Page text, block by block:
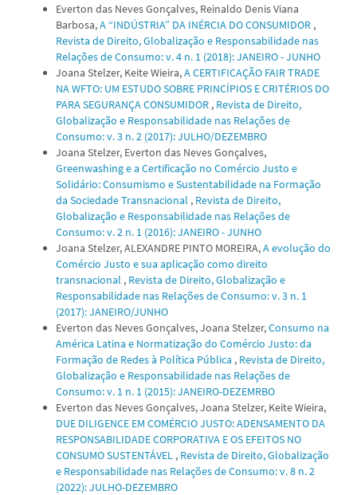
Everton das Neves Gonçalves, Reinaldo Denis Viana
Barbosa,A “INDÚSTRIA” DA INÉRCIA DO CONSUMIDOR ,
Revista de Direito, Globalização e Responsabilidade nas
Relações de Consumo: v. 4 n. 1 (2018): JANEIRO - JUNHO
Joana Stelzer, Keite Wieira,A CERTIFICAÇÃO FAIR TRADE
NA WFTO: UM ESTUDO SOBRE PRINCÍPIOS E CRITÉRIOS DO
PARA SEGURANÇA CONSUMIDOR , Revista de Direito,
Globalização e Responsabilidade nas Relações de
Consumo: v. 3 n. 2 (2017): JULHO/DEZEMBRO
Joana Stelzer, Everton das Neves Gonçalves,
Greenwashing e a Certificação no Comércio Justo e
Solidário: Consumismo e Sustentabilidade na Formação
da Sociedade Transnacional , Revista de Direito,
Globalização e Responsabilidade nas Relações de
Consumo: v. 2 n. 1 (2016): JANEIRO - JUNHO
Joana Stelzer, ALEXANDRE PINTO MOREIRA,A evolução do
Comércio Justo e sua aplicação como direito
transnacional , Revista de Direito, Globalização e
Responsabilidade nas Relações de Consumo: v. 3 n. 1
(2017): JANEIRO/JUNHO
Everton das Neves Gonçalves, Joana Stelzer,Consumo na
América Latina e Normatização do Comércio Justo: da
Formação de Redes à Política Pública , Revista de Direito,
Globalização e Responsabilidade nas Relações de
Consumo: v. 1 n. 1 (2015): JANEIRO-DEZEMRBO
Everton das Neves Gonçalves, Joana Stelzer, Keite Wieira,
DUE DILIGENCE EM COMÉRCIO JUSTO: ADENSAMENTO DA
RESPONSABILIDADE CORPORATIVA E OS EFEITOS NO
CONSUMO SUSTENTÁVEL , Revista de Direito, Globalização
e Responsabilidade nas Relações de Consumo: v. 8 n. 2
(2022): JULHO-DEZEMBRO